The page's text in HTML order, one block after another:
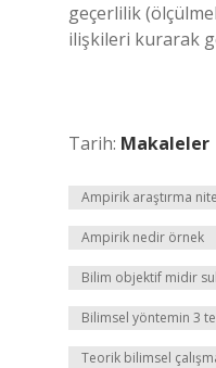
geçerlilik
ilişkileri kurarak
Tarih: Makaleler
Ampirik araştırma
Ampirik nedir örnek
Bilim objektif midir
Bilimsel yöntemin 3
Teorik bilimsel